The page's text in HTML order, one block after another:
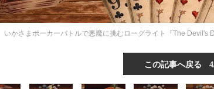
いかさまポーカーバトルで悪魔に挑むローグライト『The Devil's
この記事へ戻る